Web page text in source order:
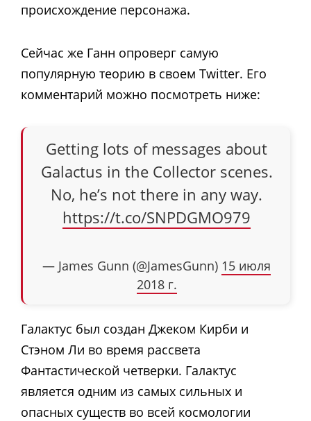
происхождение персонажа.
Сейчас же Ганн опроверг самую
популярную теорию в своем Twitter. Его
комментарий можно посмотреть ниже:
Getting lots of messages about
Galactus in the Collector scenes.
No, he’s not there in any way.
https://t.co/SNPDGMO979
— James Gunn (@JamesGunn) 15 июля
2018 г.
Галактус был создан Джеком Кирби и
Стэном Ли во время рассвета
Фантастической четверки. Галактус
является одним из самых сильных и
опасных существ во всей космологии